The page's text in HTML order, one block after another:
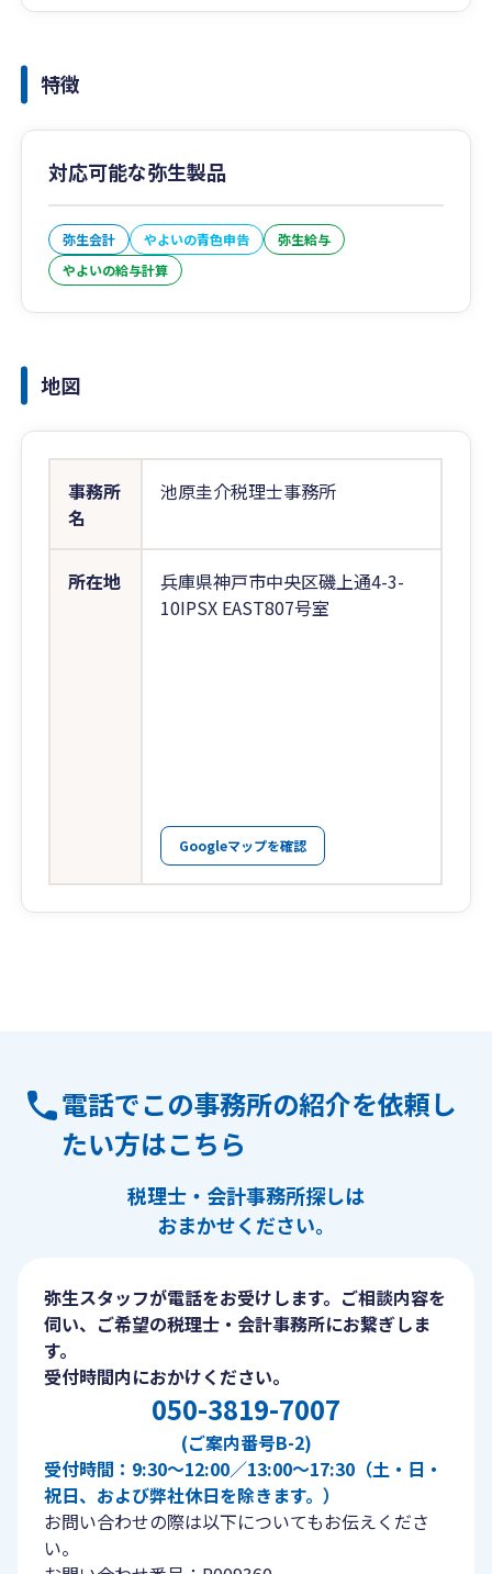
特徴
対応可能な弥生製品
弥生会計 やよいの青色申告
弥生給与
やよいの給与計算
地図
事務所
名
池原圭介税理士事務所
所在地
兵庫県神戸市中央区磯上通4-3-
10IPSX EAST807号室
Googleマップを確認
電話でこの事務所の紹介を依頼し
たい方はこちら
税理士・会計事務所探しは
おまかせください。
弥生スタッフが電話をお受けします。ご相談内容を
伺い、ご希望の税理士・会計事務所にお繋ぎしま
す。
受付時間内におかけください。
050-3819-7007
(ご案内番号B-2)
受付時間：9:30〜12:00／13:00〜17:30（土・日・
祝日、および弊社休日を除きます。）
お問い合わせの際は以下についてもお伝えくださ
い。